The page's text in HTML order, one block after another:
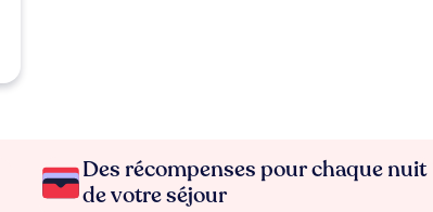
Des récompenses pour chaque nuit
de votre séjour